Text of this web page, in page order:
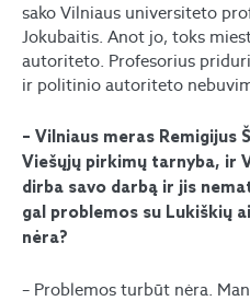
sako Vilniaus universiteto
Jokubaitis. Anot jo, toks
autoriteto. Profesorius
ir politinio autoriteto
– Vilniaus meras Remigijus
Viešųjų pirkimų tarnyba, ir
dirba savo darbą ir jis
gal problemos su Lukiškių
nėra?
– Problemos turbūt nėra.